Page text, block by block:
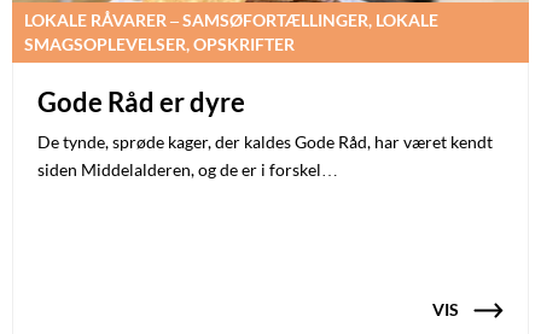
LOKALE RÅVARER – SAMSØFORTÆLLINGER, LOKALE
SMAGSOPLEVELSER, OPSKRIFTER
Gode Råd er dyre
De tynde, sprøde kager, der kaldes Gode Råd, har været kendt
siden Middelalderen, og de er i forskel…
VIS